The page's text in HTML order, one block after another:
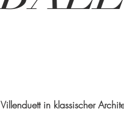
Villenduett in klassischer